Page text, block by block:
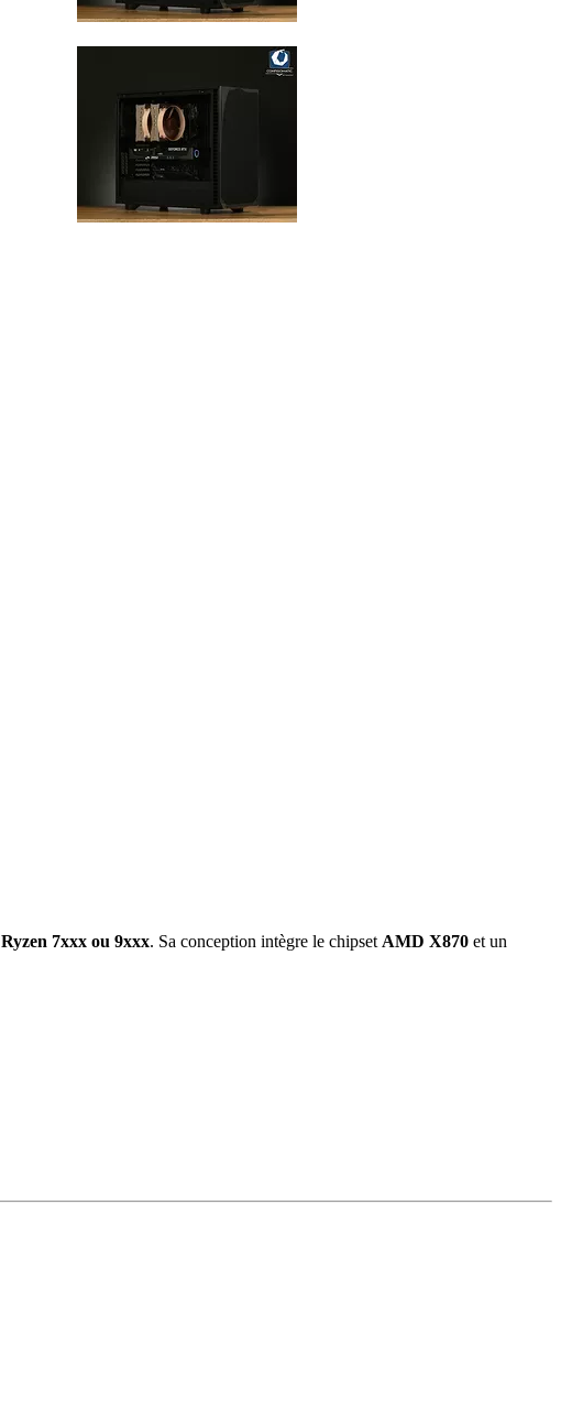
Ryzen 7xxx ou 9xxx. Sa conception intègre le chipset AMD X870 et un